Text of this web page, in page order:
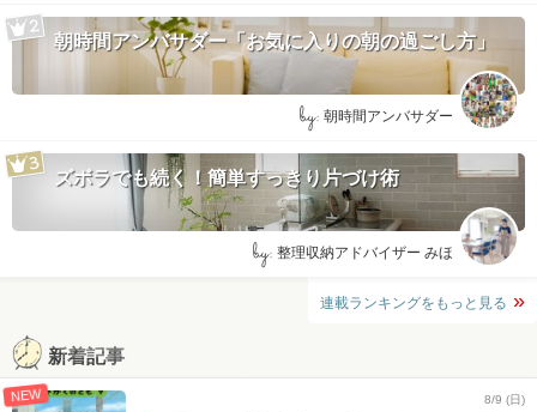
朝時間アンバサダー「お気に入りの朝の過ごし方」
by: 朝時間アンバサダー
ズボラでも続く！簡単すっきり片づけ術
by: 整理収納アドバイザー みほ
連載ランキングをもっと見る
新着記事
NEW 8/9 (日)